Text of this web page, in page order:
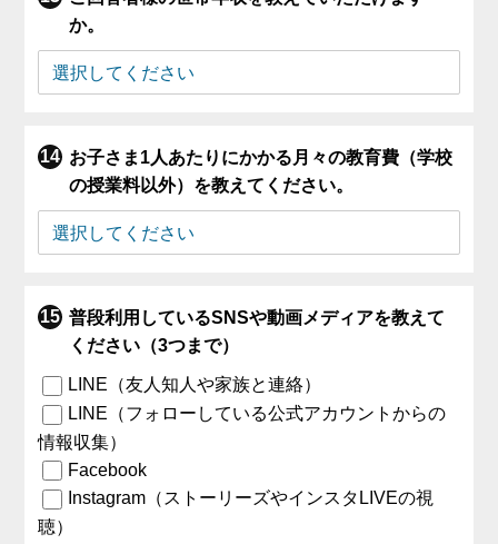
か。
お子さま1人あたりにかかる月々の教育費（学校
の授業料以外）を教えてください。
普段利用しているSNSや動画メディアを教えて
ください（3つまで）
LINE（友人知人や家族と連絡）
LINE（フォローしている公式アカウントからの
情報収集）
Facebook
Instagram（ストーリーズやインスタLIVEの視
聴）